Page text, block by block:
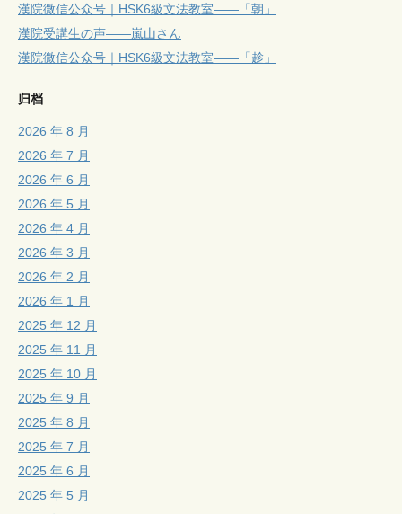
漢院微信公众号｜HSK6級文法教室——「朝」
漢院受講生の声——嵐山さん
漢院微信公众号｜HSK6級文法教室——「趁」
归档
2026 年 8 月
2026 年 7 月
2026 年 6 月
2026 年 5 月
2026 年 4 月
2026 年 3 月
2026 年 2 月
2026 年 1 月
2025 年 12 月
2025 年 11 月
2025 年 10 月
2025 年 9 月
2025 年 8 月
2025 年 7 月
2025 年 6 月
2025 年 5 月